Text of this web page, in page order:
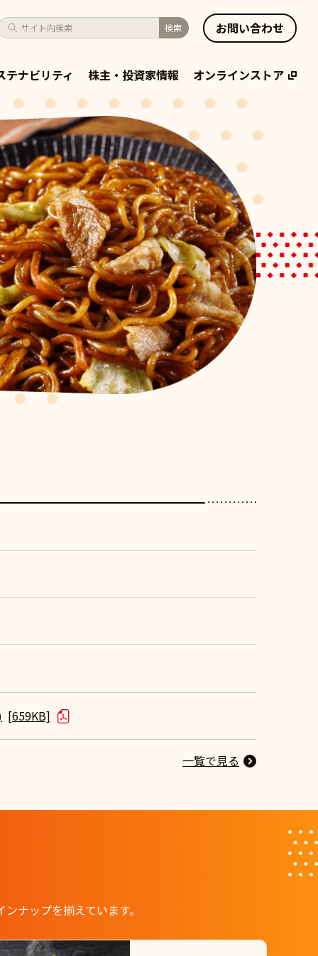
サイト内検索 検索 お問い合わせ
テナビリティ 株主・投資家情報 オンラインストア
[659KB]
一覧で見る
ナップを揃えています。